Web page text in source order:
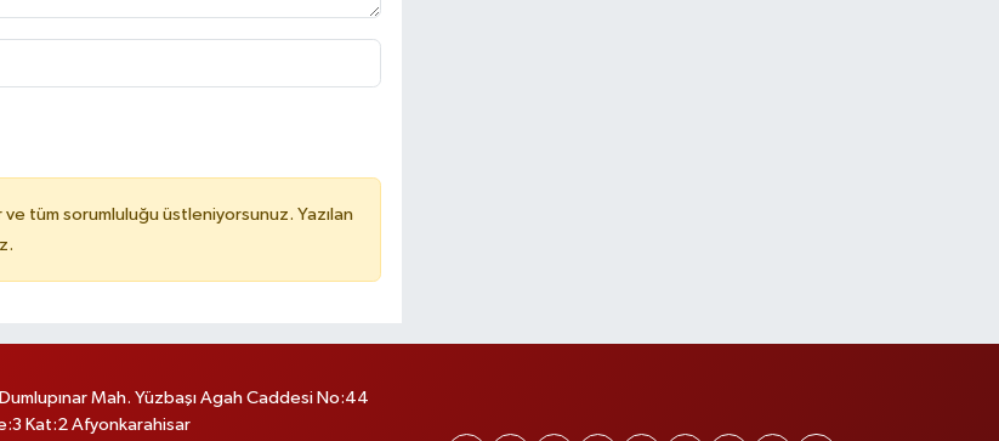
tüm sorumluluğu üstleniyorsunuz. Yazılan
Dumlupınar Mah. Yüzbaşı Agah Caddesi No:44
Kat:2 Afyonkarahisar